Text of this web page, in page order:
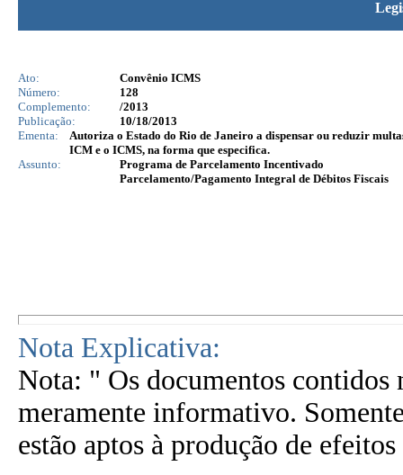
Ato:
Convênio ICMS
Número:
128
Complemento:
/2013
Publicação:
10/18/2013
Ementa:
Autoriza o Estado do Rio de Janeiro a dispensar ou reduzir
ICM e o ICMS, na forma que especifica.
Assunto:
Programa de Parcelamento Incentivado
Parcelamento/Pagamento Integral de Débitos Fiscais
Nota Explicativa:
Nota: " Os documentos contidos
meramente informativo.
estão aptos à produção de